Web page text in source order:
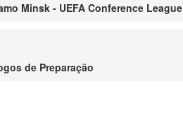
Minsk - UEFA Conference League
de Preparação